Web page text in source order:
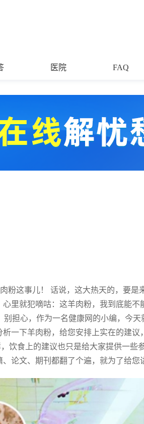
医院 FAQ
粉这事儿！ 话说，这大热天的，要是
里就犯嘀咕：这羊肉粉，我到底能
担心，作为一名健康网的小编，今
一下羊肉粉，给您安排上实在的建
饮食上的建议也只是给大家提供一些
论文、期刊都翻了个遍，就为了给您